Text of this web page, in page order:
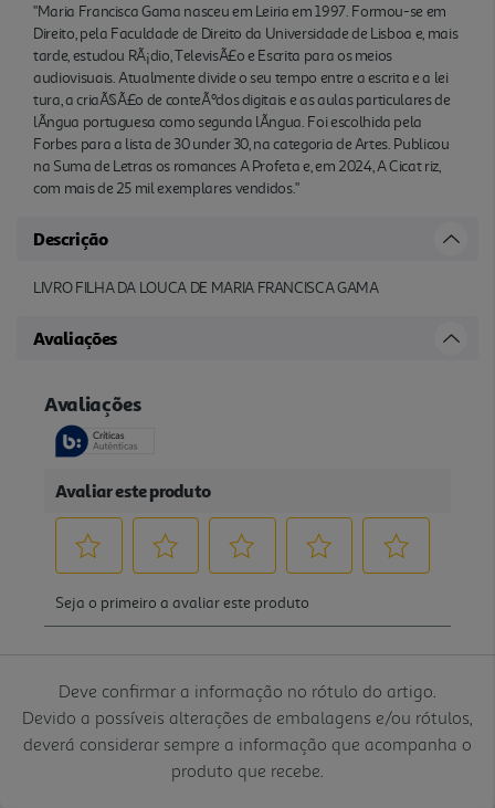
"Maria Francisca Gama nasceu em Leiria em 1997. Formou-se em
Direito, pela Faculdade de Direito da Universidade de Lisboa e, mais
tarde, estudou RÃ¡dio, TelevisÃ£o e Escrita para os meios
audiovisuais. Atualmente divide o seu tempo entre a escrita e a lei
tura, a criaÃ§Ã£o de conteÃºdos digitais e as aulas particulares de
lÃ­ngua portuguesa como segunda lÃ­ngua. Foi escolhida pela
Forbes para a lista de 30 under 30, na categoria de Artes. Publicou
na Suma de Letras os romances A Profeta e, em 2024, A Cicat riz,
com mais de 25 mil exemplares vendidos."
Descrição
LIVRO FILHA DA LOUCA DE MARIA FRANCISCA GAMA
Avaliações
Deve confirmar a informação no rótulo do artigo.
Devido a possíveis alterações de embalagens e/ou rótulos,
deverá considerar sempre a informação que acompanha o
produto que recebe.